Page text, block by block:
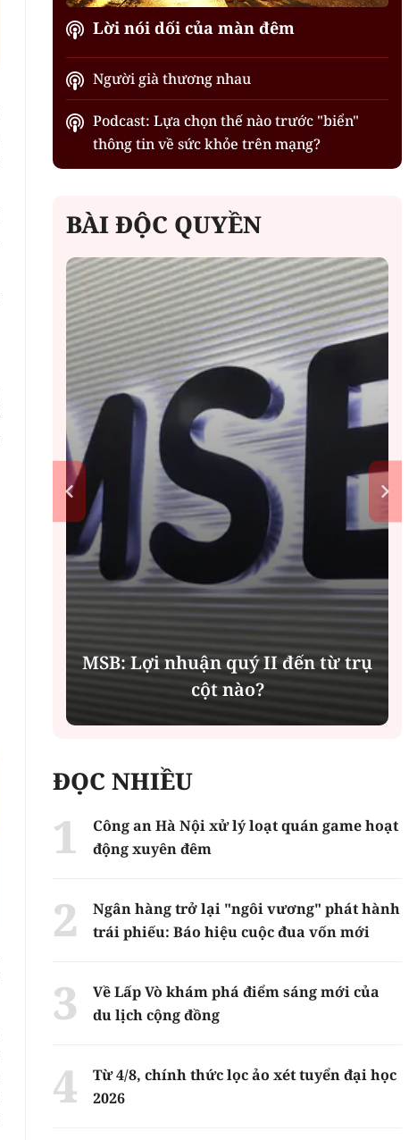
Lời nói dối của màn đêm
Người già thương nhau
Podcast: Lựa chọn thế nào trước "biển"
thông tin về sức khỏe trên mạng?
BÀI ĐỘC QUYỀN
MSB: Lợi nhuận quý II đến từ trụ
cột nào?
ĐỌC NHIỀU
Công an Hà Nội xử lý loạt quán game hoạt
động xuyên đêm
Ngân hàng trở lại "ngôi vương" phát hành
trái phiếu: Báo hiệu cuộc đua vốn mới
Về Lấp Vò khám phá điểm sáng mới của
du lịch cộng đồng
Từ 4/8, chính thức lọc ảo xét tuyển đại học
2026